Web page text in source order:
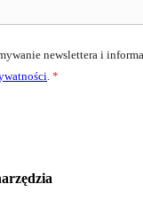
newslettera i
*